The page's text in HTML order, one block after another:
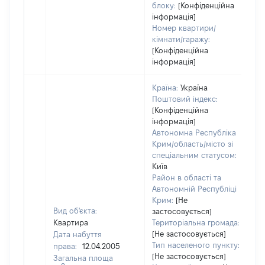
блоку: [Конфіденційна
інформація]
Номер квартири/
кімнати/гаражу:
[Конфіденційна
інформація]
Вид об'єкта:
Квартира
Дата набуття
права:
12.04.2005
Загальна площа
Країна: Україна
Поштовий індекс:
[Конфіденційна
інформація]
Автономна Республіка
Крим/область/місто зі
спеціальним статусом:
Київ
Район в області та
Автономній Республіці
Крим: [Не
застосовується]
Територіальна громада:
[Не застосовується]
Тип населеного пункту:
[Не застосовується]